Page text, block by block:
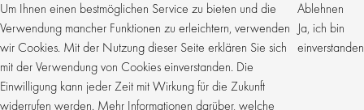
Um Ihnen einen bestmöglichen Service zu bieten und die
Verwendung mancher Funktionen zu erleichtern, verwenden
wir Cookies. Mit der Nutzung dieser Seite erklären Sie sich
mit der Verwendung von Cookies einverstanden. Die
Einwilligung kann jeder Zeit mit Wirkung für die Zukunft
widerrufen werden. Mehr Informationen darüber, welche
Ablehnen
Ja, ich bin
einverstanden